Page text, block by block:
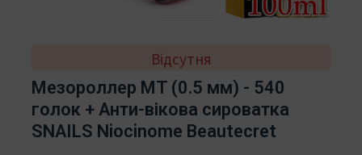
Відсутня
Мезороллер MT (0.5 мм) - 540
голок + Анти-вікова сироватка
SNAILS Niocinome Beautecret